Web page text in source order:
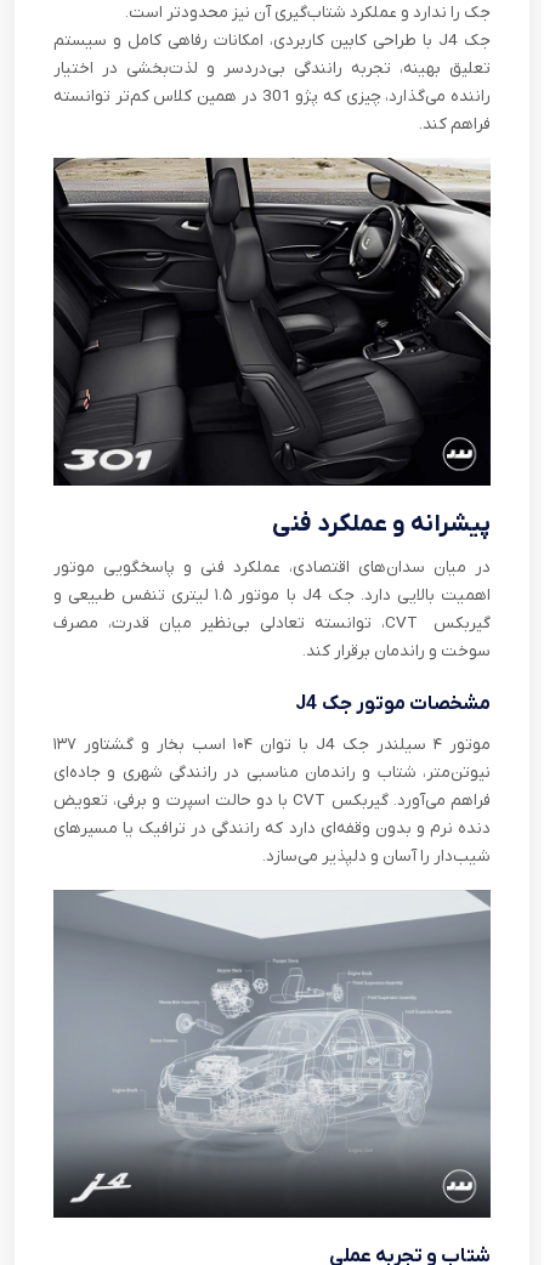
جک را ندارد و عملکرد شتاب‌گیری آن نیز محدودتر است.
جک J4 با طراحی کابین کاربردی، امکانات رفاهی کامل و سیستم
تعلیق بهینه، تجربه رانندگی بی‌دردسر و لذت‌بخشی در اختیار
راننده می‌گذارد، چیزی که پژو 301 در همین کلاس کم‌تر توانسته
فراهم کند.
پیشرانه و عملکرد فنی
در میان سدان‌های اقتصادی، عملکرد فنی و پاسخگویی موتور
اهمیت بالایی دارد. جک J4 با موتور ۱.۵ لیتری تنفس طبیعی و
گیربکس CVT، توانسته تعادلی بی‌نظیر میان قدرت، مصرف
سوخت و راندمان برقرار کند.
مشخصات موتور جک J4
موتور ۴ سیلندر جک J4 با توان ۱۰۴ اسب بخار و گشتاور ۱۳۷
نیوتن‌متر، شتاب و راندمان مناسبی در رانندگی شهری و جاده‌ای
فراهم می‌آورد. گیربکس CVT با دو حالت اسپرت و برفی، تعویض
دنده نرم و بدون وقفه‌ای دارد که رانندگی در ترافیک یا مسیرهای
شیب‌دار را آسان و دلپذیر می‌سازد.
شتاب و تجربه عملی